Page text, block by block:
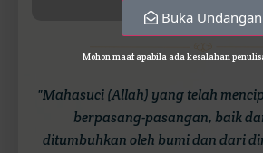
Buka Undangan
Mohon maaf apabila ada kesalahan
"Mahasuci (Allah) yang telah
berpasang-pasangan, baik
ditumbuhkan oleh bumi dan dari